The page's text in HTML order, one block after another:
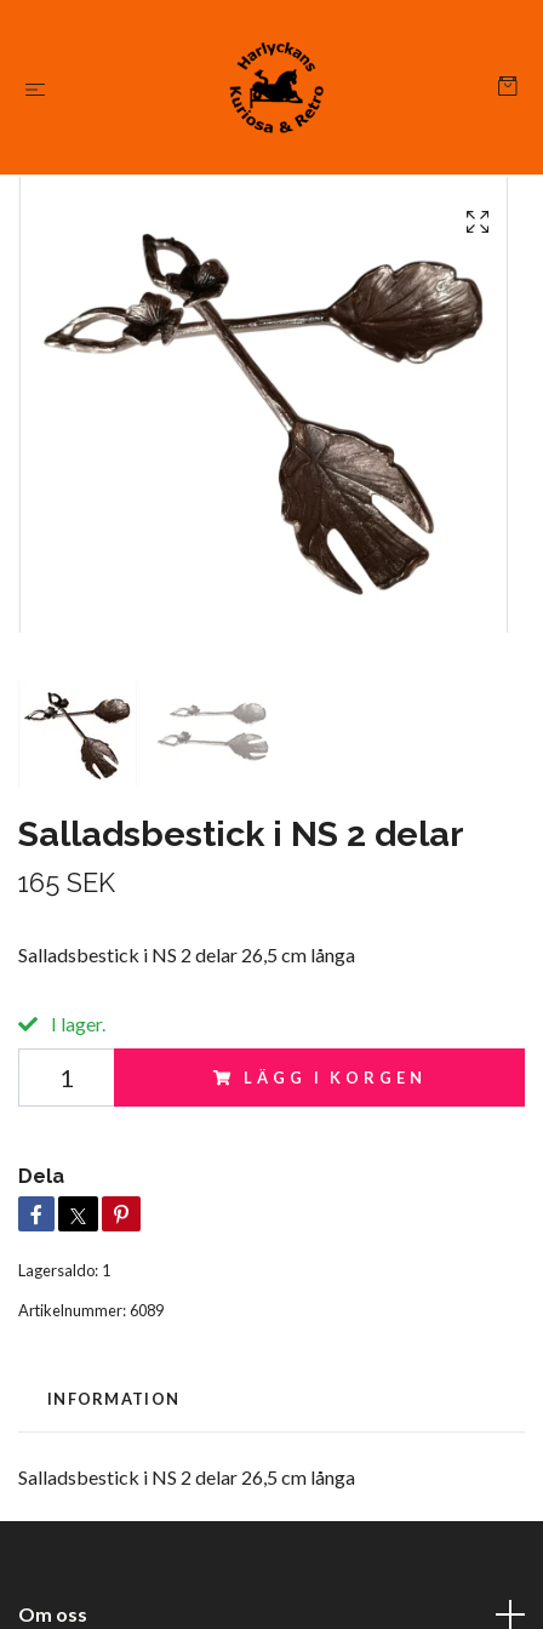
Salladsbestick i NS 2 delar
165 SEK
Salladsbestick i NS 2 delar 26,5 cm långa
I lager.
LÄGG I KORGEN
Dela
Lagersaldo: 1
Artikelnummer:6089
INFORMATION
Salladsbestick i NS 2 delar 26,5 cm långa
Om oss